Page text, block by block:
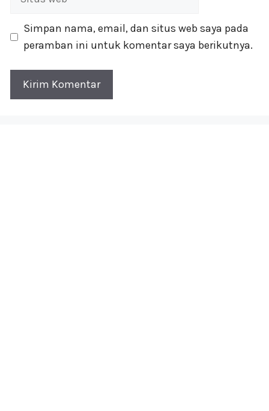
Simpan nama, email, dan situs web saya pada
peramban ini untuk komentar saya berikutnya.